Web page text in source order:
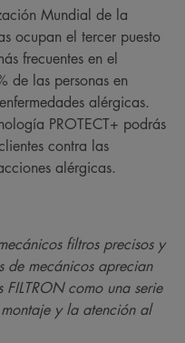
Mundial de la
ocupan el tercer puesto
frecuentes en el
de las personas en
alérgicas.
PROTECT+ podrás
contra las
alérgicas.
filtros precisos y
mecánicos aprecian
como una serie
y la atención al